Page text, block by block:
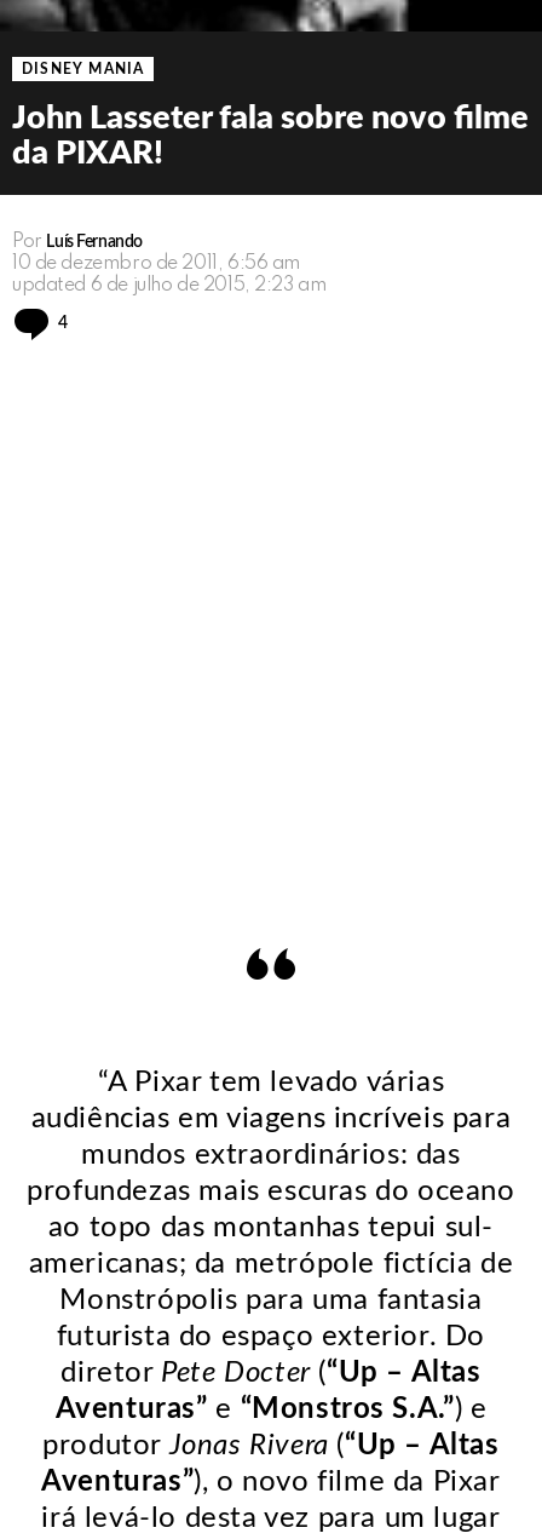
DISNEY MANIA
John Lasseter fala sobre novo filme
da PIXAR!
Por Luís Fernando
10 de dezembro de 2011, 6:56 am
updated 6 de julho de 2015, 2:23 am
4
“A Pixar tem levado várias
audiências em viagens incríveis para
mundos extraordinários: das
profundezas mais escuras do oceano
ao topo das montanhas tepui sul-
americanas; da metrópole fictícia de
Monstrópolis para uma fantasia
futurista do espaço exterior. Do
diretor Pete Docter(“Up – Altas
Aventuras” e “Monstros S.A.”) e
produtorJonas Rivera (“Up – Altas
Aventuras”), o novo filme da Pixar
irá levá-lo desta vez para um lugar